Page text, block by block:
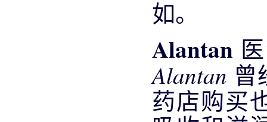
如。
Alantan
Alantan 曾
药店购买